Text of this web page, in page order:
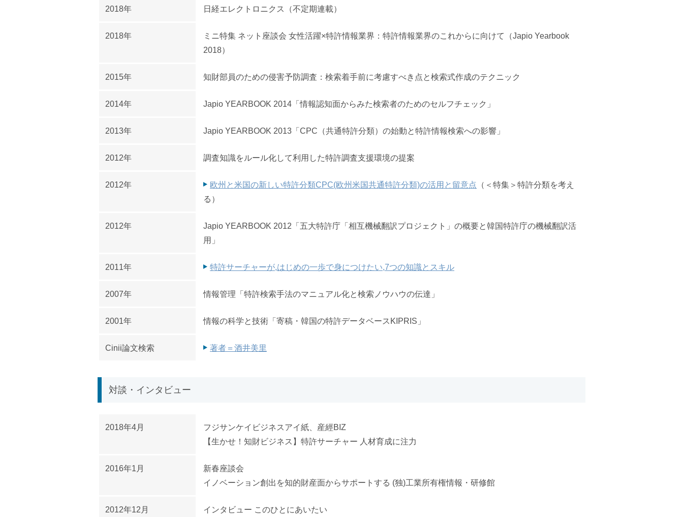
2018年 日経エレクトロニクス（不定期連載）
2018年
ミニ特集 ネット座談会 女性活躍×特許情報業界：特許情報業界のこれからに向けて（Japio Yearbook
2018）
2015年 知財部員のための侵害予防調査：検索着手前に考慮すべき点と検索式作成のテクニック
2014年 Japio YEARBOOK 2014「情報認知面からみた検索者のためのセルフチェック」
2013年 Japio YEARBOOK 2013「CPC（共通特許分類）の始動と特許情報検索への影響」
2012年 調査知識をルール化して利用した特許調査支援環境の提案
2012年 欧州と米国の新しい特許分類CPC(欧州米国共通特許分類)の活用と留意点 （＜特集＞特許分類を考え
る）
2012年
Japio YEARBOOK 2012「五大特許庁「相互機械翻訳プロジェクト」の概要と韓国特許庁の機械翻訳活
用」
2011年 特許サーチャーが,はじめの一歩で身につけたい,7つの知識とスキル
2007年 情報管理「特許検索手法のマニュアル化と検索ノウハウの伝達」
2001年 情報の科学と技術「寄稿・韓国の特許データベースKIPRIS」
Cinii論文検索 著者＝酒井美里
対談・インタビュー
2018年4月
フジサンケイビジネスアイ紙、産經BIZ
【生かせ！知財ビジネス】特許サーチャー 人材育成に注力
2016年1月
新春座談会
イノベーション創出を知的財産面からサポートする (独)工業所有権情報・研修館
2012年12月 インタビュー このひとにあいたい